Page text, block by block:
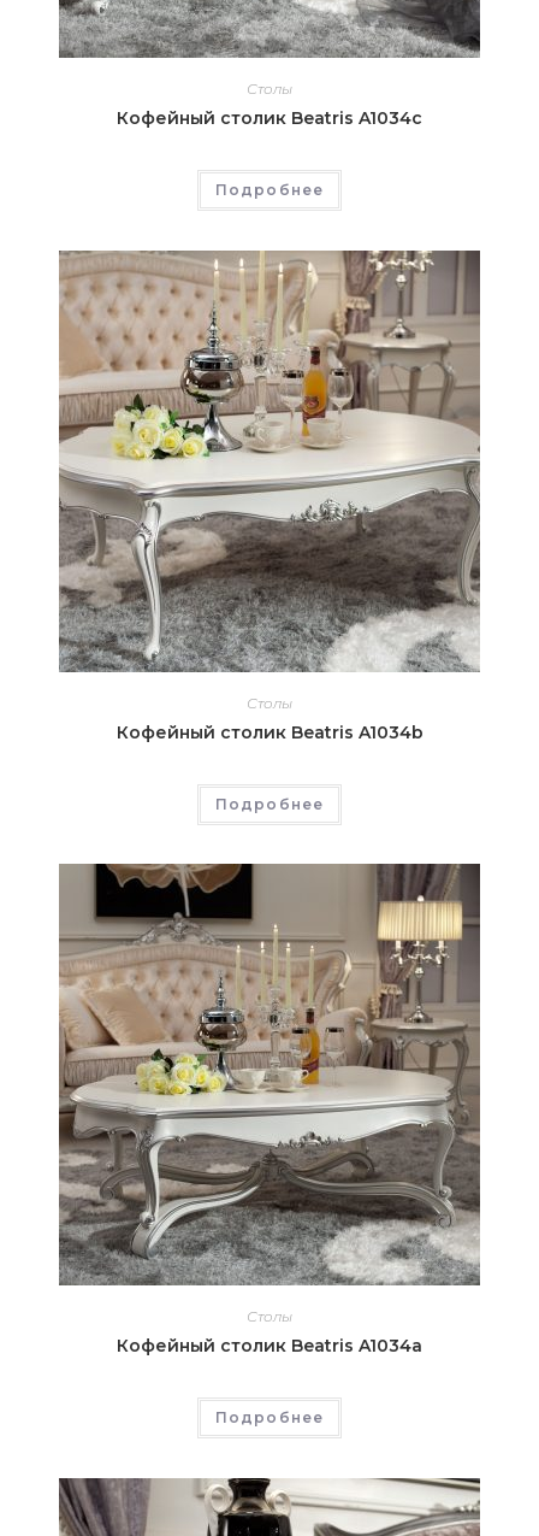
Столы
Кофейный столик Beatris A1034c
Подробнее
Столы
Кофейный столик Beatris A1034b
Подробнее
Столы
Кофейный столик Beatris A1034a
Подробнее